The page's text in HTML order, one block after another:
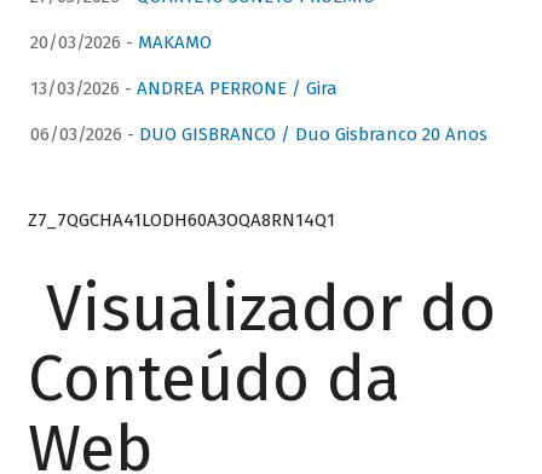
20/03/2026 - MAKAMO
13/03/2026 - ANDREA PERRONE / Gira
06/03/2026 - DUO GISBRANCO / Duo Gisbranco 20 Anos
Z7_7QGCHA41LODH60A3OQA8RN14Q1
Visualizador do
Conteúdo da
Web